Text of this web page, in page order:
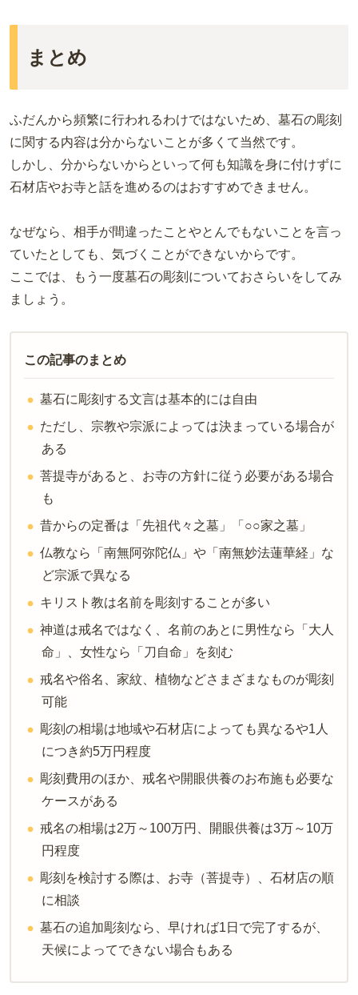
まとめ
ふだんから頻繁に行われるわけではないため、墓石の彫刻
に関する内容は分からないことが多くて当然です。
しかし、分からないからといって何も知識を身に付けずに
石材店やお寺と話を進めるのはおすすめできません。
なぜなら、相手が間違ったことやとんでもないことを言っ
ていたとしても、気づくことができないからです。
ここでは、もう一度墓石の彫刻についておさらいをしてみ
ましょう。
この記事のまとめ
墓石に彫刻する文言は基本的には自由
ただし、宗教や宗派によっては決まっている場合が
ある
菩提寺があると、お寺の方針に従う必要がある場合
も
昔からの定番は「先祖代々之墓」「○○家之墓」
仏教なら「南無阿弥陀仏」や「南無妙法蓮華経」な
ど宗派で異なる
キリスト教は名前を彫刻することが多い
神道は戒名ではなく、名前のあとに男性なら「大人
命」、女性なら「刀自命」を刻む
戒名や俗名、家紋、植物などさまざまなものが彫刻
可能
彫刻の相場は地域や石材店によっても異なるや1人
につき約5万円程度
彫刻費用のほか、戒名や開眼供養のお布施も必要な
ケースがある
戒名の相場は2万～100万円、開眼供養は3万～10万
円程度
彫刻を検討する際は、お寺（菩提寺）、石材店の順
に相談
墓石の追加彫刻なら、早ければ1日で完了するが、
天候によってできない場合もある